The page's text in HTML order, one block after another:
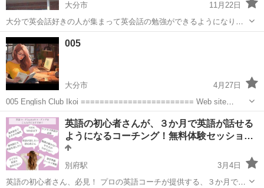
大分市
11月22日
大分で英会話好きの人が集まって英会話の勉強ができるようになりま
した これまで東京や大阪、福岡では開催されえいましたがついに大分
で始まりました 訪日外国人も増えてきているし英語くらいしゃべれる
ようになりたい 海外に留学に...
大分 大分市
005
大分市
4月27日
005 English Club Ikoi ======================== Web site
https://en1.blog.jp/ ========================
大分 大分市 英会話
英語の初心者さんが、３か月で英語が話せる
ようになるコーチング！無料体験セッショ…
別府駅
3月4日
英語の初心者さん、必見！ プロの英語コーチが提供する、３か月で必